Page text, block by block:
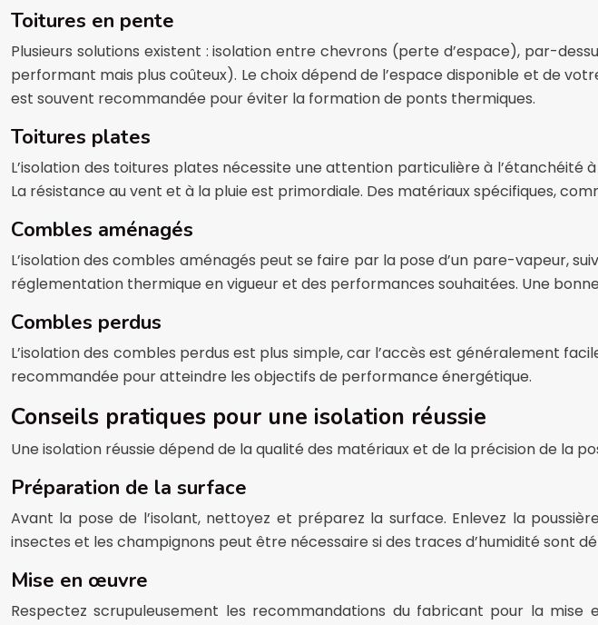
Toitures en pente
Plusieurs solutions existent : isolation entre chevrons (perte d’espace), par-
performant mais plus coûteux). Le choix dépend de l’espace disponible et de
est souvent recommandée pour éviter la formation de ponts thermiques.
Toitures plates
L’isolation des toitures plates nécessite une attention particulière à l’étanchéité
La résistance au vent et à la pluie est primordiale. Des matériaux spécifiques,
Combles aménagés
L’isolation des combles aménagés peut se faire par la pose d’un pare-vapeur,
réglementation thermique en vigueur et des performances souhaitées. Une
Combles perdus
L’isolation des combles perdus est plus simple, car l’accès est généralement
recommandée pour atteindre les objectifs de performance énergétique.
Conseils pratiques pour une isolation réussie
Une isolation réussie dépend de la qualité des matériaux et de la précision de la
Préparation de la surface
Avant la pose de l’isolant, nettoyez et préparez la surface. Enlevez la
insectes et les champignons peut être nécessaire si des traces d’humidité sont
Mise en œuvre
Respectez scrupuleusement les recommandations du fabricant pour la